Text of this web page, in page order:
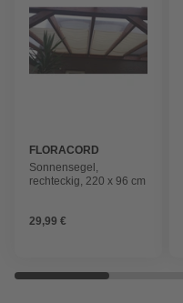
FLORACORD
Sonnensegel,
rechteckig, 220 x 96 cm
29,99 €